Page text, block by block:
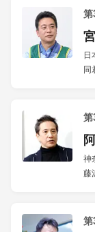
第
日
同
第
神
藤
第